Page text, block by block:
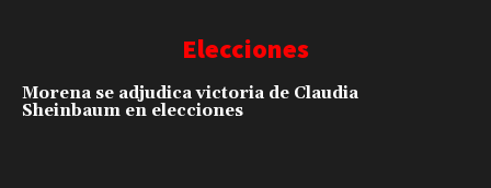
Elecciones
Morena se adjudica victoria de Claudia
Sheinbaum en elecciones